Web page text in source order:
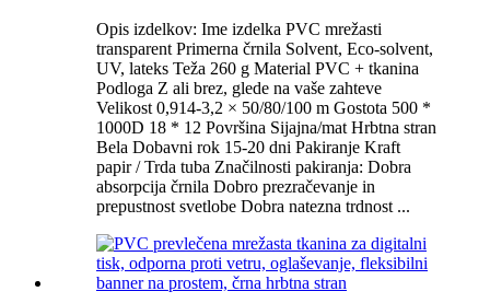
Opis izdelkov: Ime izdelka PVC mrežasti
transparent Primerna črnila Solvent, Eco-solvent,
UV, lateks Teža 260 g Material PVC + tkanina
Podloga Z ali brez, glede na vaše zahteve
Velikost 0,914-3,2 × 50/80/100 m Gostota 500 *
1000D 18 * 12 Površina Sijajna/mat Hrbtna stran
Bela Dobavni rok 15-20 dni Pakiranje Kraft
papir / Trda tuba Značilnosti pakiranja: Dobra
absorpcija črnila Dobro prezračevanje in
prepustnost svetlobe Dobra natezna trdnost ...